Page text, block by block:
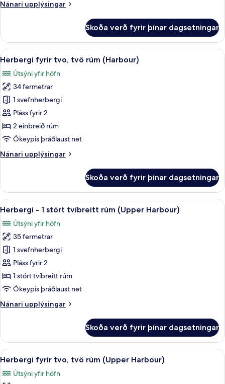
rúm
Nánari upplýsingar
Nánari
-
stórt
tvíbreitt
rúm
(Harbour)
Skoða verð fyrir þínar dagsetningar
Skoða
allar
myndir
fyrir
Herbergi
fyrir
tvo,
tvö
(Harbour)
Rúmföt af bestu gerð, dúnsængur,
6
Herbergi fyrir tvo, tvö rúm (Harbour)
Útsýni yfir höfn
34 fermetrar
1 svefnherbergi
Pláss fyrir 2
2 einbreið rúm
Ókeypis þráðlaust net
Nánari upplýsingar
Nánari
fyrir
tvo,
tvö
(Harbour)
Skoða verð fyrir þínar dagsetningar
Skoða
allar
myndir
fyrir
Herbergi
-
1
stórt
tvíbreitt
rúm
Rúmföt af bestu gerð, dúnsængur,
7
Herbergi - 1 stórt tvíbreitt rúm (Upper Harbour)
Útsýni yfir höfn
35 fermetrar
1 svefnherbergi
Pláss fyrir 2
1 stórt tvíbreitt rúm
Ókeypis þráðlaust net
Nánari upplýsingar
Nánari
-
stórt
tvíbreitt
rúm
Skoða verð fyrir þínar dagsetningar
Skoða
allar
myndir
Rúmföt af bestu gerð, dúnsængur,
6
Herbergi fyrir tvo, tvö rúm (Upper Harbour)
Útsýni yfir höfn